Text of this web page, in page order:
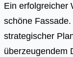
Ein erfolgreicher
schöne
strategischer
überzeugendem